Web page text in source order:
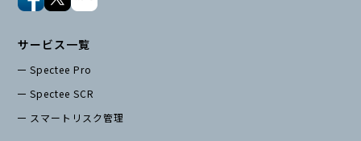
サービス一覧
Spectee Pro
Spectee SCR
スマートリスク管理